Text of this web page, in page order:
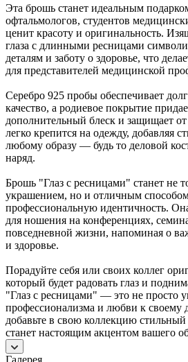
Эта брошь станет идеальным
офтальмологов, студентов
ценит красоту и оригинальность.
глаза с длинными ресницами
деталям и заботу о здоровье, что
для представителей медицинской
Серебро 925 пробы обеспечивает
качество, а родиевое покрытие
дополнительный блеск и защищает
легко крепится на одежду, добавляя
любому образу — будь то деловой
наряд.
Брошь "Глаз с ресницами" станет не
украшением, но и отличным
профессиональную идентичность.
для ношения на конференциях,
повседневной жизни, напоминая о
и здоровье.
Порадуйте себя или своих коллег
который будет радовать глаз и
"Глаз с ресницами" — это не просто
профессионализма и любви к своему
добавьте в свою коллекцию стильный
станет настоящим акцентом вашего
Галерея